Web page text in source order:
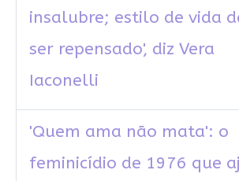
insalubre; estilo de vida
ser repensado', diz Vera
Iaconelli
'Quem ama não mata': o
feminicídio de 1976 que